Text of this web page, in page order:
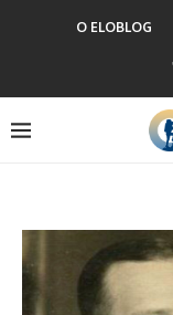
O ELOBLOG